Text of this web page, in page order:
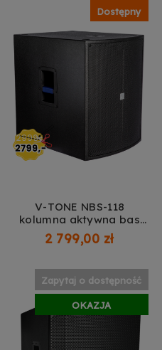
Cena od najniższej
Cena od najwyższej
Dostępny
V-TONE NBS-118
kolumna aktywna bas
subwoofer 18"
2 799,00 zł
Zapytaj o dostępność
OKAZJA